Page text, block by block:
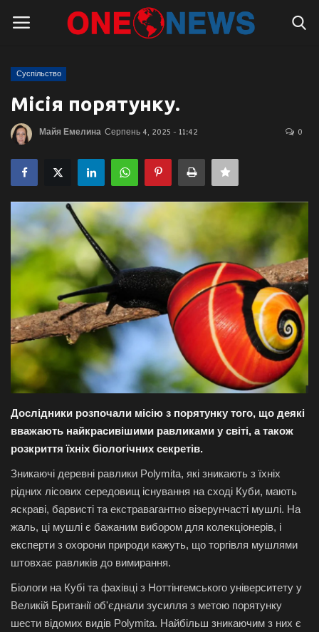
Логін
Головна
Контакти
Про нас
Підтримати проєкт
Правила для блогерів
Суспільство
Галерея
Політика
Економіка
Технології
Спорт
Авто
Відео
Мова
English Ukraine
Суспільство
Місія порятунку.
Майя Емелина Серпень 4, 2025 - 11:42 0
Дослідники розпочали місію з порятунку того, що деякі
вважають найкрасивішими равликами у світі, а також
розкриття їхніх біологічних секретів.
Зникаючі деревні равлики Polymita, які зникають з їхніх
рідних лісових середовищ існування на сході Куби, мають
яскраві, барвисті та екстравагантно візерунчасті мушлі. На
жаль, ці мушлі є бажаним вибором для колекціонерів, і
експерти з охорони природи кажуть, що торгівля мушлями
штовхає равликів до вимирання.
Біологи на Кубі та фахівці з Ноттінгемського університету у
Великій Британії об'єднали зусилля з метою порятунку
шести відомих видів Polymita. Найбільш зникаючим з них є